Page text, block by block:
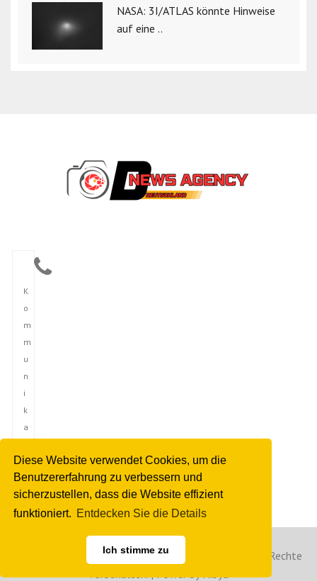
Diese Website verwendet Cookies, um die
Benutzererfahrung zu verbessern und
sicherzustellen, dass die Website effizient
funktioniert. Entdecken Sie die Details
Ich stimme zu
NASA: 3I/ATLAS könnte Hinweise
auf eine ..
K
o
m
m
u
n
i
k
a
i
o
n
Copyright © 2023 Deutsche Nachrichtenagentur. Alle Rechte